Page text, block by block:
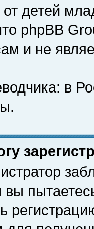
детей
phpBB
и не
в